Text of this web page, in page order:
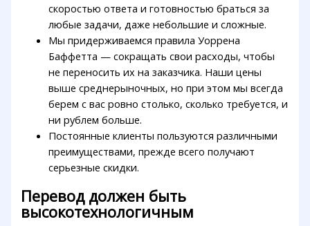
скоростью ответа и готовностью браться за
любые задачи, даже небольшие и сложные.
Мы придерживаемся правила Уоррена
Баффетта — сокращать свои расходы, чтобы
не переносить их на заказчика. Наши цены
выше среднерыночных, но при этом мы всегда
берем с вас ровно столько, сколько требуется, и
ни рублем больше.
Постоянные клиенты пользуются различными
преимуществами, прежде всего получают
серьезные скидки.
Перевод должен быть
высокотехнологичным